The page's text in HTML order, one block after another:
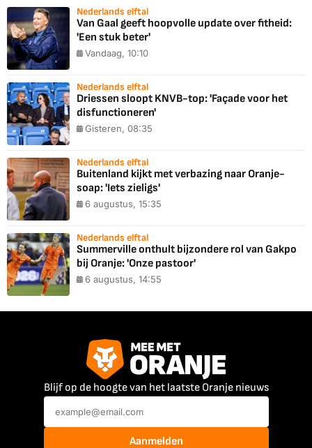
Nederlands elftal
Van Gaal geeft hoopvolle update over fitheid:
'Een stuk beter'
Vandaag, 10:10
Nederlands elftal
Driessen sloopt KNVB-top: 'Façade voor het
disfunctioneren'
Gisteren, 08:35
Nederlands elftal
Buitenland kijkt met verbazing naar Oranje-
soap: 'Iets zieligs'
6 augustus, 15:35
Nederlands elftal
Summerville onthult bijzondere rol van Gakpo
bij Oranje: 'Onze pastoor'
6 augustus, 14:55
Blijf op de hoogte van het laatste Oranje nieuws
Aanmelden